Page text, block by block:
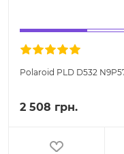
Polaroid PLD D532
2 508 грн.